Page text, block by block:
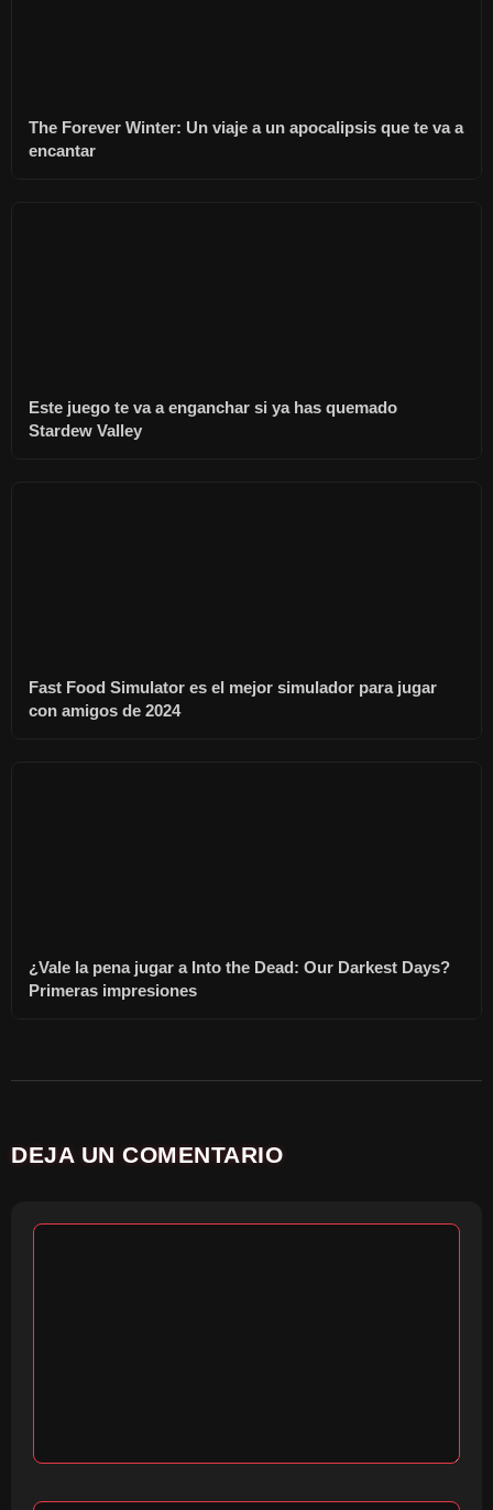
The Forever Winter: Un viaje a un apocalipsis que te va a
encantar
Este juego te va a enganchar si ya has quemado
Stardew Valley
Fast Food Simulator es el mejor simulador para jugar
con amigos de 2024
¿Vale la pena jugar a Into the Dead: Our Darkest Days?
Primeras impresiones
DEJA UN COMENTARIO